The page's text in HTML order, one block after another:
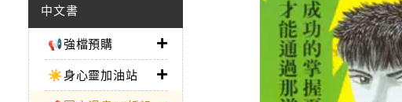
中文書
📢強檔預購
☀️身心靈加油站